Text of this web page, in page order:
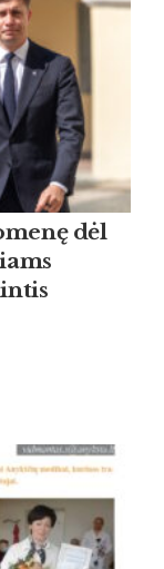
dėl